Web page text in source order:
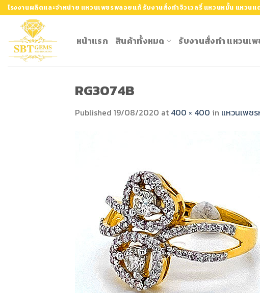
Skip
to
content
โรงงานผลิตและจำหน่าย แหวนเพชรพลอยแท้ รับงานสั่งทำจิวเวลรี่ แหวนหมั้น แหว
หน้าแรก สินค้าทั้งหมด รับงานสั่งทำ แหวนเ
RG3074B
Published 19/08/2020 at 400 × 400 in แหวนเพช